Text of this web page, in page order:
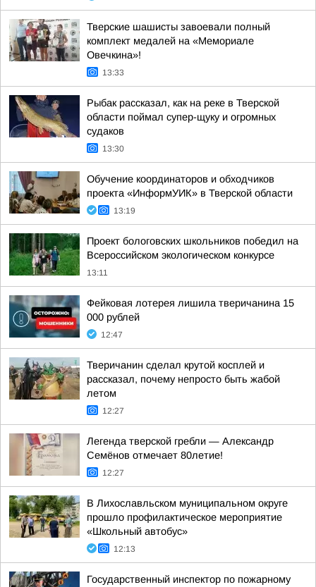
Тверские шашисты завоевали полный
комплект медалей на «Мемориале
Овечкина»!
13:33
Рыбак рассказал, как на реке в Тверской
области поймал супер-щуку и огромных
судаков
13:30
Обучение координаторов и обходчиков
проекта «ИнформУИК» в Тверской области
13:19
Проект бологовских школьников победил на
Всероссийском экологическом конкурсе
13:11
Фейковая лотерея лишила тверичанина 15
000 рублей
12:47
Тверичанин сделал крутой косплей и
рассказал, почему непросто быть жабой
летом
12:27
Легенда тверской гребли — Александр
Семёнов отмечает 80летие!
12:27
В Лихославльском муниципальном округе
прошло профилактическое мероприятие
«Школьный автобус»
12:13
Государственный инспектор по пожарному